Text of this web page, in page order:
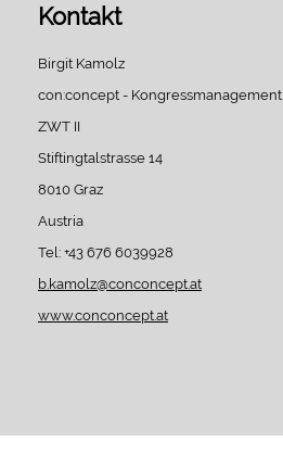
Kontakt
Birgit Kamolz
con:concept - Kongressmanagement
ZWT II
Stiftingtalstrasse 14
8010 Graz
Austria
Tel: +43 676 6039928
b.kamolz@conconcept.at
www.conconcept.at